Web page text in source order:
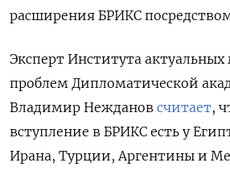
расширения БРИКС
Эксперт Института
проблем Дипломатической
Владимир Нежданов считает,
вступление в БРИКС есть у
Ирана, Турции, Аргентины и